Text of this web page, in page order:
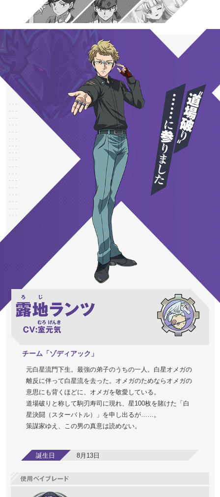
チーム「ゾディアック」
元白星流門下生。最強の弟子のうちの一人。白星オメガの
離反に伴って白星流を去った。オメガのためならオメガの
意思にも背くほどに、オメガを敬愛している。
道場破りと称して駒刃寿司に現れ、星100枚を賭けた「白
星決闘（スターバトル）」を申し出るが……。
策謀家ゆえ、この男の真意は読めない。
誕生日 8月13日